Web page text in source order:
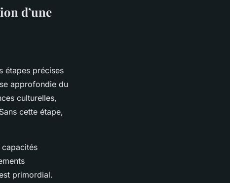
d’une
étapes précises
approfondie du
culturelles,
cette étape,
primordial.